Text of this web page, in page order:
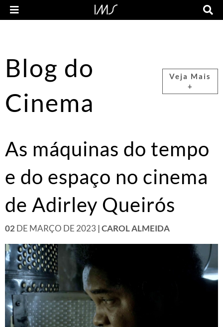
Blog do
Cinema
Veja Mais
+
As máquinas do tempo
e do espaço no cinema
de Adirley Queirós
02 DE MARÇO DE 2023 | CAROL ALMEIDA